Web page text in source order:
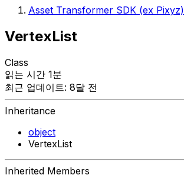
Asset Transformer SDK (ex Pixyz)
VertexList
Class
읽는 시간 1분
최근 업데이트: 8달 전
Inheritance
object
VertexList
Inherited Members